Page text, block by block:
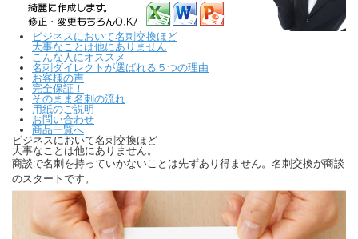
ビジネスにおいて名刺交換ほど
大事なことは他にありません
こんな人にオススメ
名刺ダイレクトが選ばれる５つの理由
お客様の声
完全保証！
そのまま名刺の流れ
用紙のご説明
お問い合わせ
商品一覧へ
ビジネスにおいて名刺交換ほど
大事なことは他にありません。
商談で名刺を持っていかないことは先ずあり得ません。名刺交換が商談
のスタートです。